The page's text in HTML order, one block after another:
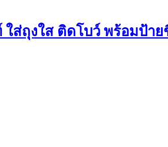
ส่ถุงใส ติดโบว์ พร้อมป้าย